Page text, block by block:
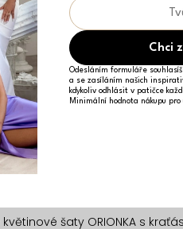
šaty ORIONKA s
Chci
Odesláním formuláře
a se zasíláním našich
kdykoliv odhlásit v patičce
Minimální hodnota nákupu